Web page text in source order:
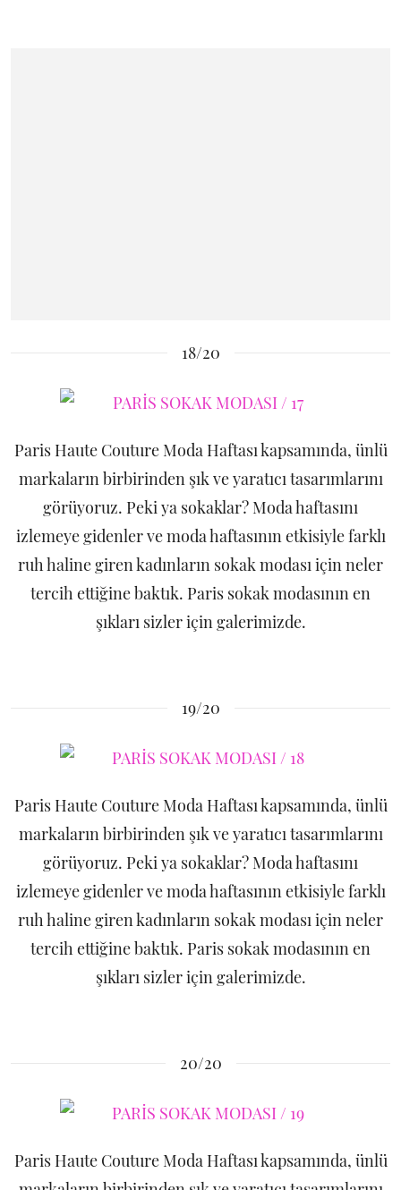
18/20
Paris Haute Couture Moda Haftası kapsamında, ünlü
markaların birbirinden şık ve yaratıcı tasarımlarını
görüyoruz. Peki ya sokaklar? Moda haftasını
izlemeye gidenler ve moda haftasının etkisiyle farklı
ruh haline giren kadınların sokak modası için neler
tercih ettiğine baktık. Paris sokak modasının en
şıkları sizler için galerimizde.
19/20
Paris Haute Couture Moda Haftası kapsamında, ünlü
markaların birbirinden şık ve yaratıcı tasarımlarını
görüyoruz. Peki ya sokaklar? Moda haftasını
izlemeye gidenler ve moda haftasının etkisiyle farklı
ruh haline giren kadınların sokak modası için neler
tercih ettiğine baktık. Paris sokak modasının en
şıkları sizler için galerimizde.
20/20
Paris Haute Couture Moda Haftası kapsamında, ünlü